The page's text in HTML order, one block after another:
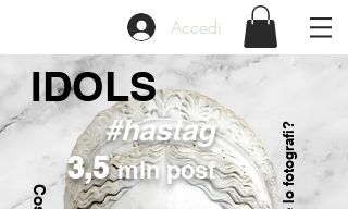
Accedi
IDOLS
#hastag
3,5mln post